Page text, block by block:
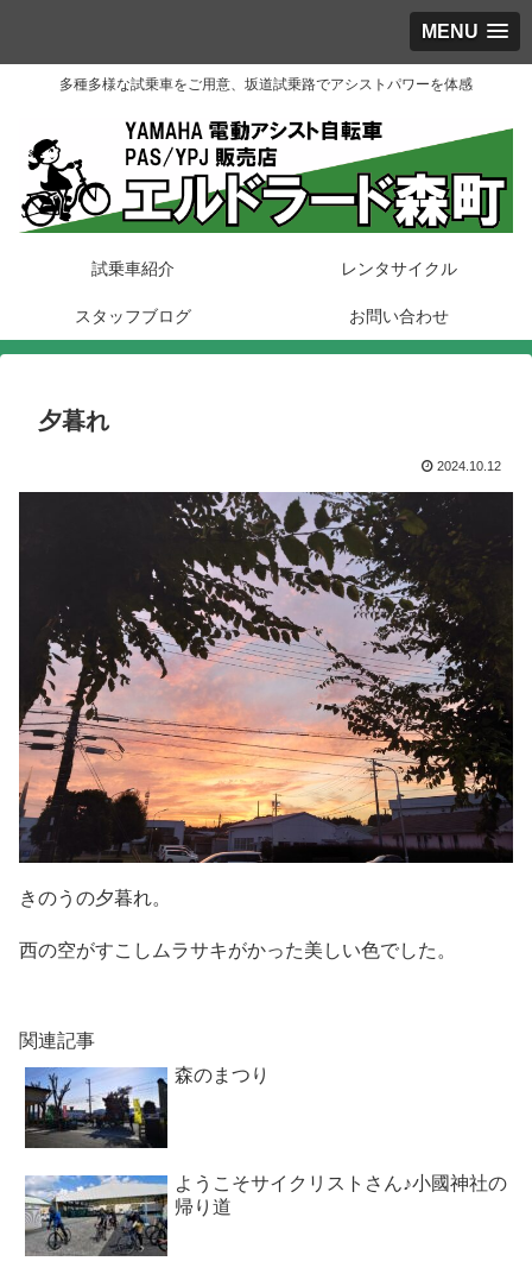
MENU
多種多様な試乗車をご用意、坂道試乗路でアシストパワーを体感
試乗車紹介 レンタサイクル
スタッフブログ お問い合わせ
夕暮れ
2024.10.12
きのうの夕暮れ。
西の空がすこしムラサキがかった美しい色でした。
関連記事
森のまつり
ようこそサイクリストさん♪小國神社の
帰り道